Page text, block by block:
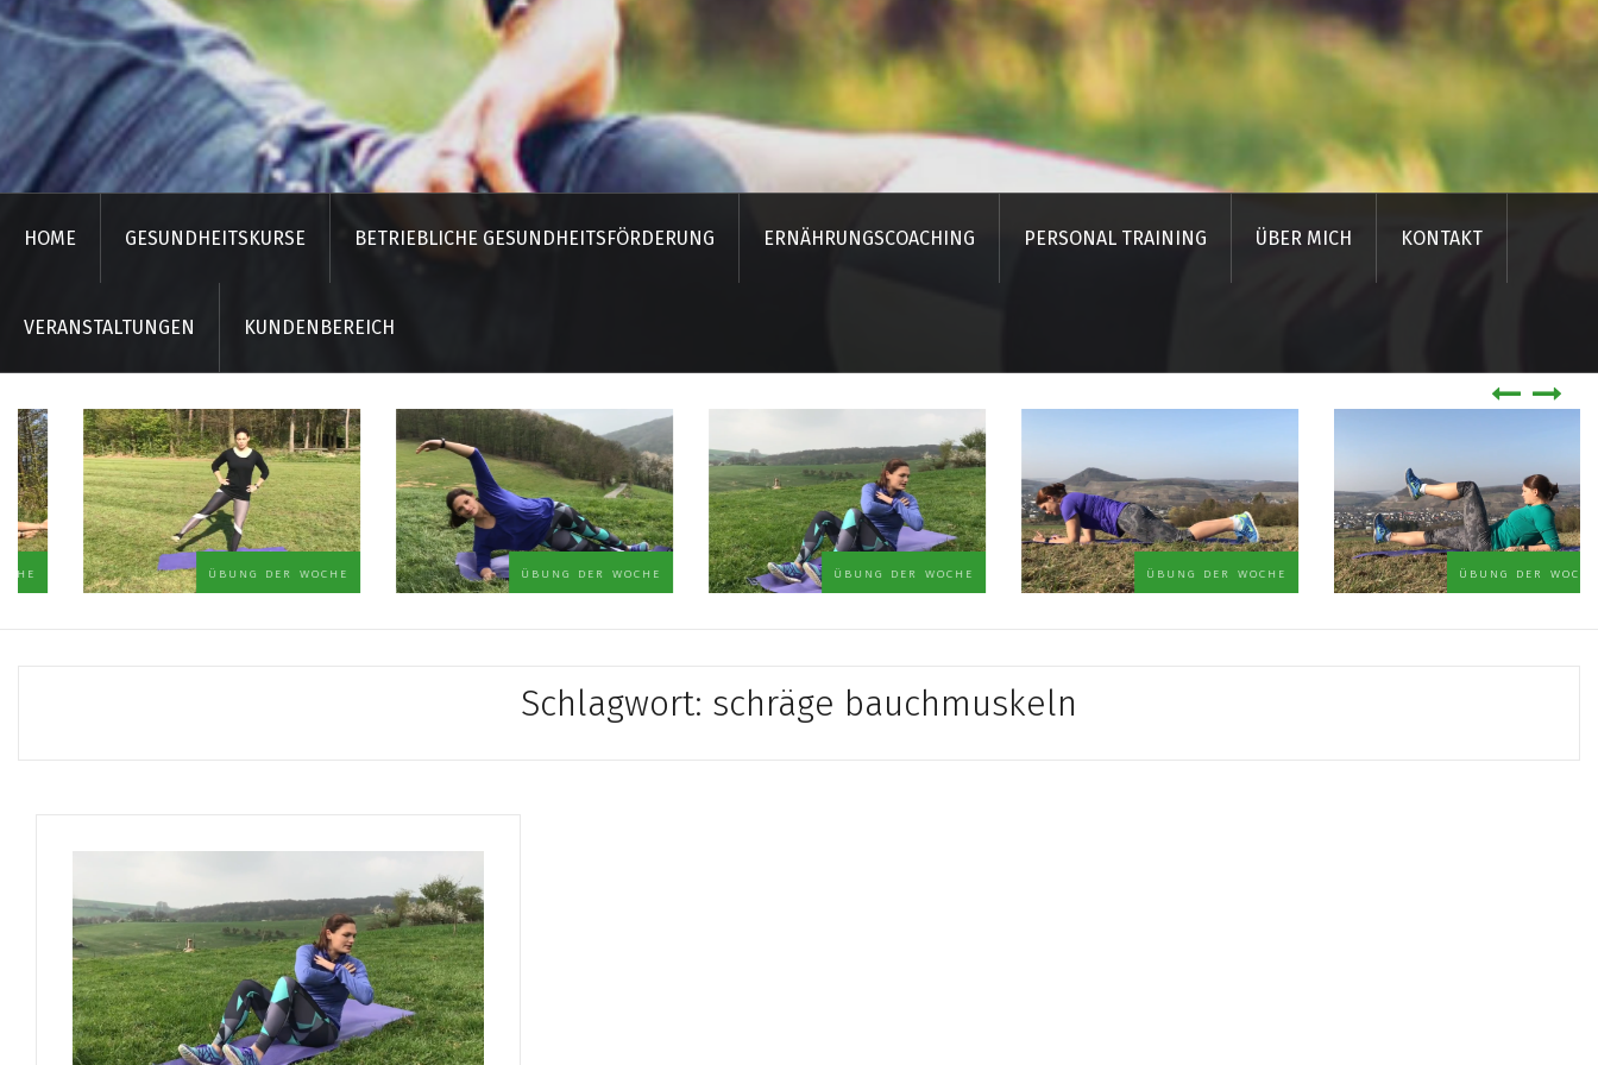
HOME GESUNDHEITSKURSE BETRIEBLICHE GESUNDHEITSFÖRDERUNG ERNÄHRUNGSCOACHING PERSONAL TRAINING ÜBER MICH KONTAKT
VERANSTALTUNGEN KUNDENBEREICH
übung der woche übung der woche übung der woche übung der woche übung der woche
Schlagwort: schräge bauchmuskeln